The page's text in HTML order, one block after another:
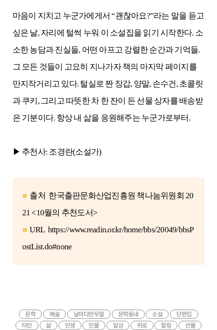
마음이 지치고 누군가에게서 “괜찮아요?”라는 말을 듣고
싶은 날, 자리에 털썩 누워 이 소설집을 읽기 시작한다. 소
소한 농담과 진실들, 어떤 아프고 강렬한 순간과 기억들.
그 모든 것들이 고요히 지나가자 책의 마지막 페이지를
만지작거리고 있다. 털실로 짠 장갑, 양말, 손수건, 초콜릿
과 쿠키, 그리고 따뜻한 차 한 잔이 든 선물 상자를 배송받
은 기분이다. 항상 내 삶을 응원해주는 누군가로부터.
▶ 추천사: 조경란(소설가)
■ 출처 한국출판문화산업진흥원 책나눔위원회 20
21 <10월의 추천도서>
■URL https://www.readin.or.kr/home/bbs/20049/bbsP
ostList.do#none
문학 예술 날마다만우절 문학동네 소설
단편집
타인
삶 인생 인물 일상 위로 힐링
선물